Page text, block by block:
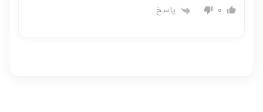
0 پاسخ